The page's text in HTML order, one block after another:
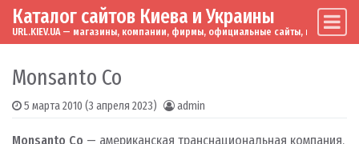
Skip to content
Main Navigation
Каталог сайтов Киева и Украины
URL.KIEV.UA — магазины, компании, фирмы, официальные сайты, мировые
Monsanto Co
5 марта 2010 (3 апреля 2023) admin
Monsanto Co — американская транснациональная компания,